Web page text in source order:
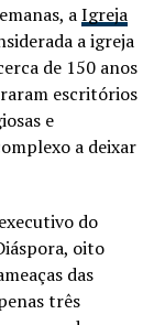
aIgreja
a igreja
de 150 anos
escritórios
e
a deixar
do
oito
das
três